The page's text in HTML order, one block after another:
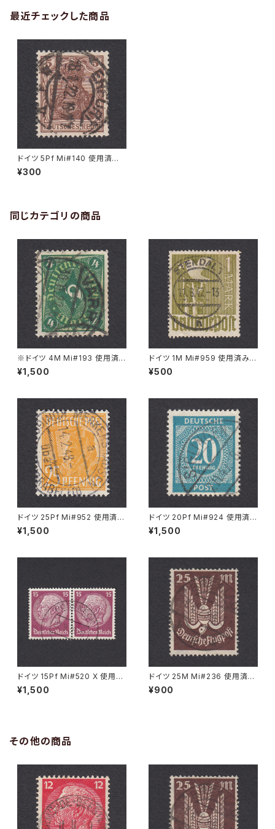
最近チェックした商品
ドイツ 5Pf Mi#140 使用済み
切手｜ERFURT 18.1.1922
¥300
同じカテゴリの商品
※ドイツ 4M Mi#193 使用済
み切手｜VARREL 30.11.1922
¥1,500
ドイツ 1M Mi#959 使用済み切
手｜STENDAL 11.8.1947
¥500
ドイツ 25Pf Mi#952 使用済み
切手｜MERKERSHAUSEN 14.
2.1948
¥1,500
ドイツ 20Pf Mi#924 使用済み
切手｜SIGLINGEN 7.11.1947
¥1,500
ドイツ 15Pf Mi#520 X 使用済
み切手｜PÖSSNECK 22.9.19
36
¥1,500
ドイツ 25M Mi#236 使用済み
切手｜BRESLAU 8.6.1923
¥900
その他の商品